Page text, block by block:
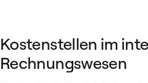
Kostenstellen im
Rechnungswesen